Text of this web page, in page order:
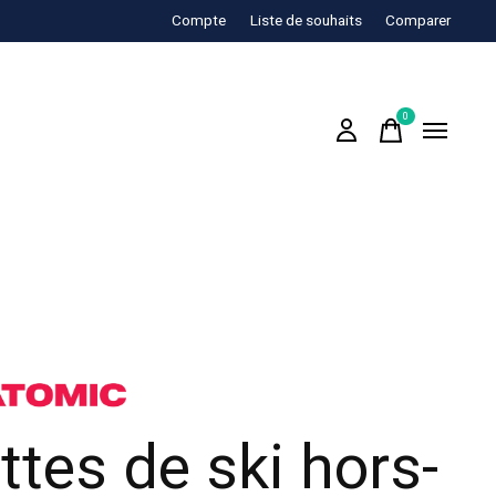
Compte Liste de souhaits Comparer
0items
de ski hors-